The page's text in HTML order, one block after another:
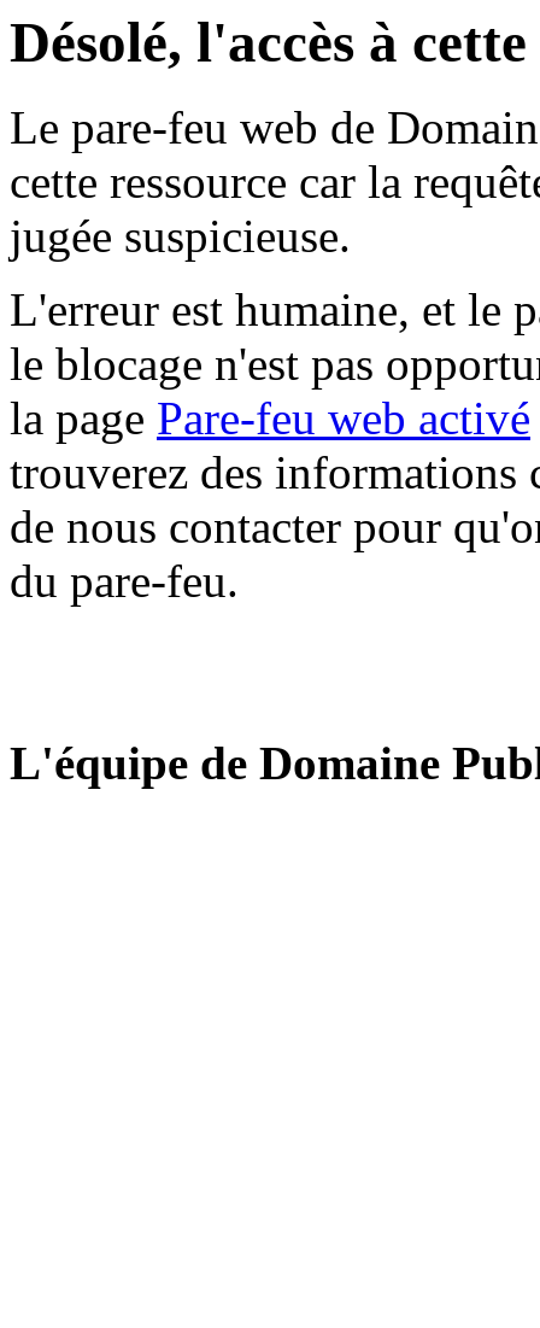
Désolé, l'accès à
Le pare-feu web de
cette ressource car la
jugée suspicieuse.
L'erreur est humaine, et le
le blocage n'est pas
la page Pare-feu web activé
trouverez des informations
de nous contacter pour
du pare-feu.
L'équipe de Domaine